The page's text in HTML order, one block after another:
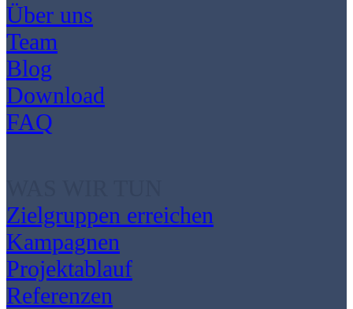
Über uns
Team
Blog
Download
FAQ
Zielgruppen erreichen
Kampagnen
Projektablauf
Referenzen